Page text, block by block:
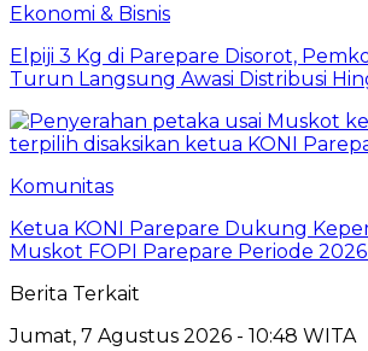
Ekonomi & Bisnis
Elpiji 3 Kg di Parepare Disorot,
Turun Langsung Awasi Distribusi
Komunitas
Ketua KONI Parepare Dukung
Muskot FOPI Parepare Periode
Berita Terkait
Jumat, 7 Agustus 2026 - 10:48 WITA